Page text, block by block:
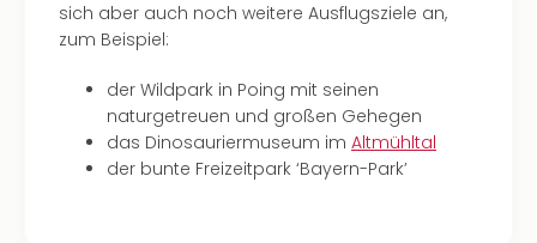
sich aber auch noch weitere Ausflugsziele an,
zum Beispiel:
der Wildpark in Poing mit seinen
naturgetreuen und großen Gehegen
das Dinosauriermuseum im Altmühltal
der bunte Freizeitpark ‘Bayern-Park’